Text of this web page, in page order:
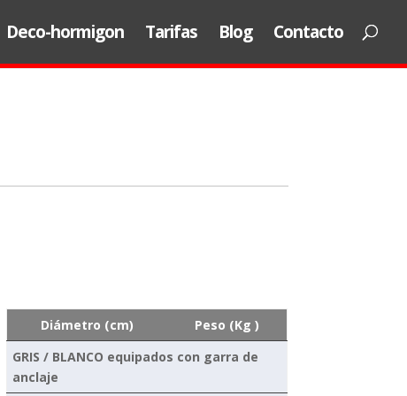
Deco-hormigon Tarifas Blog Contacto
Diámetro (cm)
Peso (Kg )
GRIS / BLANCO equipados con garra de
anclaje